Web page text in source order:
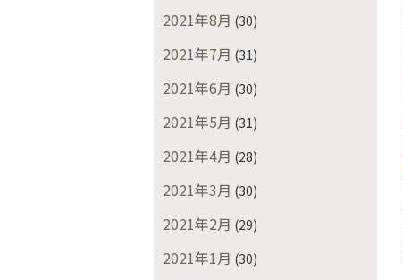
2021年8月 (30)
2021年7月 (31)
2021年6月 (30)
2021年5月 (31)
2021年4月 (28)
2021年3月 (30)
2021年2月 (29)
2021年1月 (30)